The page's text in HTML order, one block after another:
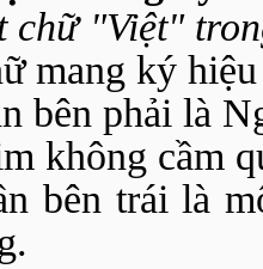
chữ "Việt"
mang ký
bên phải là
không cầm
bên trái là